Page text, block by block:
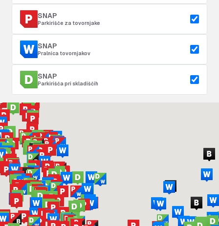
SNAP
Parkirišče za tovornjake
SNAP
Pralnica tovornjakov
SNAP
Parkirišča pri skladiščih